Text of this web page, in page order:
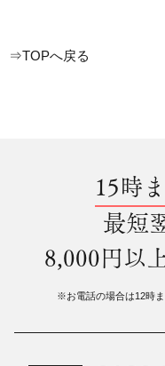
⇒TOPへ戻る
15時
最短
8,000円以
※お電話の場合は12時ま